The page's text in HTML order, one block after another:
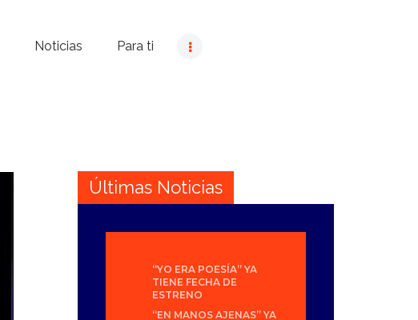
Noticias Para ti
Últimas Noticias
“YO ERA POESÍA” YA
TIENE FECHA DE
ESTRENO
“EN MANOS AJENAS” YA